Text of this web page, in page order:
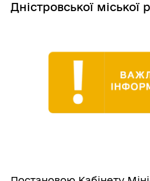
Дністровської